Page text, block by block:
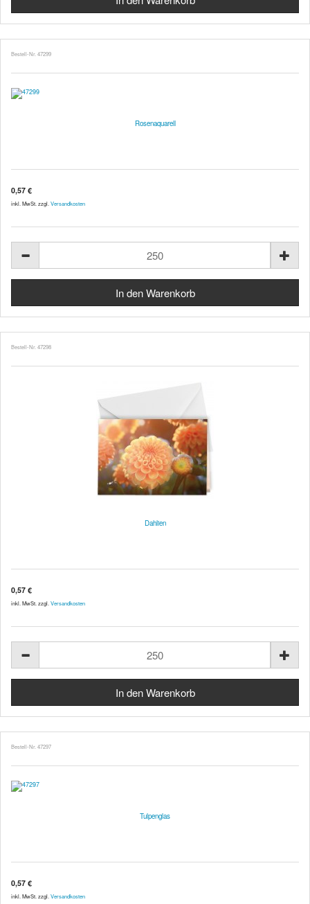
Bestell-Nr. 47299
Rosenaquarell
0,57 €
inkl. MwSt. zzgl. Versandkosten
Bestell-Nr. 47298
Dahlien
0,57 €
inkl. MwSt. zzgl. Versandkosten
Bestell-Nr. 47297
Tulpenglas
0,57 €
inkl. MwSt. zzgl. Versandkosten